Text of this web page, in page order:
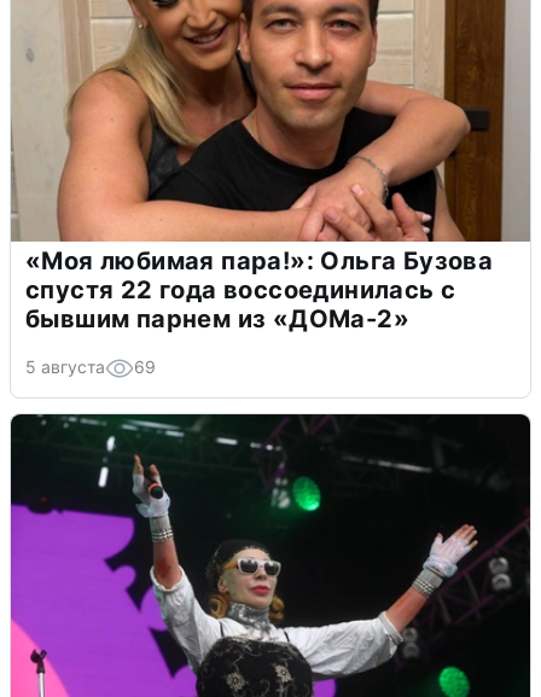
«Моя любимая пара!»: Ольга Бузова
спустя 22 года воссоединилась с
бывшим парнем из «ДОМа-2»
5 августа 69